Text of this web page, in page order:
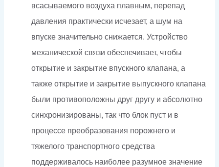
всасываемого воздуха плавным, перепад
давления практически исчезает, а шум на
впуске значительно снижается. Устройство
механической связи обеспечивает, чтобы
открытие и закрытие впускного клапана, а
также открытие и закрытие выпускного клапана
были противоположны друг другу и абсолютно
синхронизированы, так что блок пуст и в
процессе преобразования порожнего и
тяжелого транспортного средства
поддерживалось наиболее разумное значение